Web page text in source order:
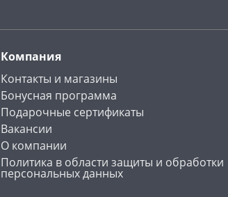
Компания
Контакты и магазины
Бонусная программа
Подарочные сертификаты
Вакансии
О компании
Политика в области защиты и обработки
персональных данных